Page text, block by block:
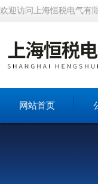
欢迎访问上海恒税电气有
网站首页